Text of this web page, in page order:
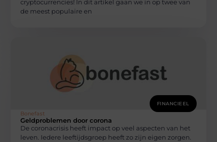
cryptocurrencies! In dit artikel gaan we in op twee van
de meest populaire en
FINANCIEEL
Bonefast
Geldproblemen door corona
De coronacrisis heeft impact op veel aspecten van het
leven. Iedere leeftijdsgroep heeft zo zijn eigen zorgen.